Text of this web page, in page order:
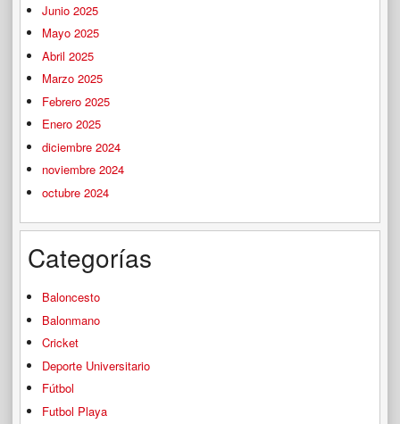
Junio 2025
Mayo 2025
Abril 2025
Marzo 2025
Febrero 2025
Enero 2025
diciembre 2024
noviembre 2024
octubre 2024
Categorías
Baloncesto
Balonmano
Cricket
Deporte Universitario
Fútbol
Futbol Playa